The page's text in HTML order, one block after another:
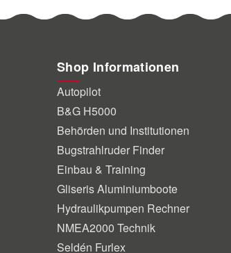
Shop Informationen
Autopilot
B&G H5000
Behörden und Institutionen
Bugstrahlruder Finder
Einbau & Training
Gliseris Aluminiumboote
Hydraulikpumpen Rechner
NMEA2000 Technik
Seldén Furlex